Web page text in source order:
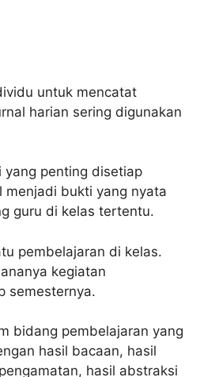
untuk mencatat
harian sering digunakan
yang penting disetiap
menjadi bukti yang nyata
guru di kelas tertentu.
pembelajaran di kelas.
kegiatan
semesternya.
bidang pembelajaran yang
hasil bacaan, hasil
hasil abstraksi